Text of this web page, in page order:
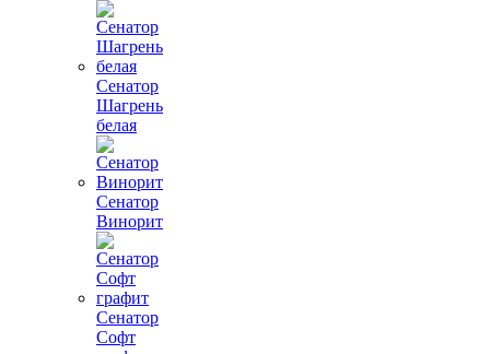
Сенатор
Шагрень
белая
Сенатор
Винорит
Сенатор
Софт